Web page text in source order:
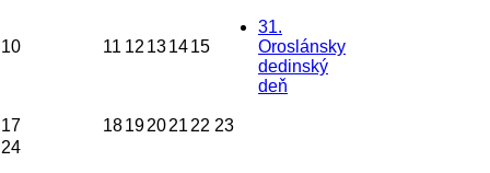
10 11 12 131415
31.
Oroslánsky
dedinský
deň
17 18192021 22 23
24